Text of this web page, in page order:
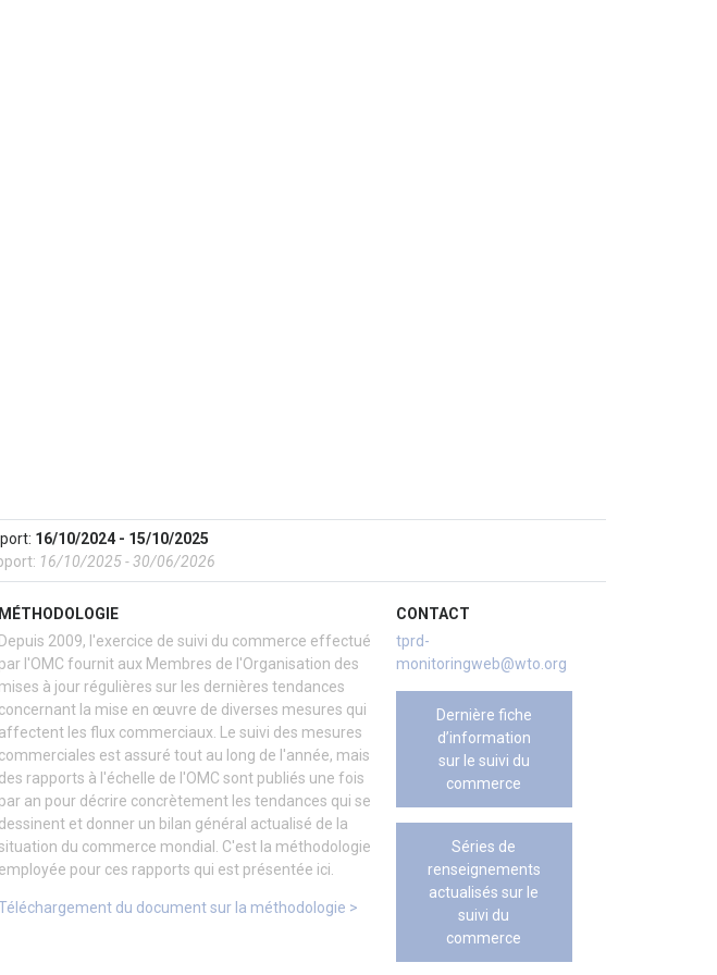
16/10/2024 - 15/10/2025
16/10/2025 - 30/06/2026
MÉTHODOLOGIE
Depuis 2009, l'exercice de suivi du commerce effectué
par l'OMC fournit aux Membres de l'Organisation des
mises à jour régulières sur les dernières tendances
concernant la mise en œuvre de diverses mesures qui
affectent les flux commerciaux. Le suivi des mesures
commerciales est assuré tout au long de l'année, mais
des rapports à l'échelle de l'OMC sont publiés une fois
par an pour décrire concrètement les tendances qui se
dessinent et donner un bilan général actualisé de la
du commerce mondial. C'est la méthodologie
employée pour ces rapports qui est présentée ici.
du document sur la méthodologie >
CONTACT
tprd-
monitoringweb@wto.org
Dernière fiche
d’information
sur le suivi du
commerce
Séries de
renseignements
actualisés sur le
suivi du
commerce